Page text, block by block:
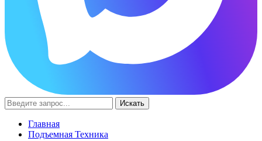
Искать
Главная
Подъемная Техника